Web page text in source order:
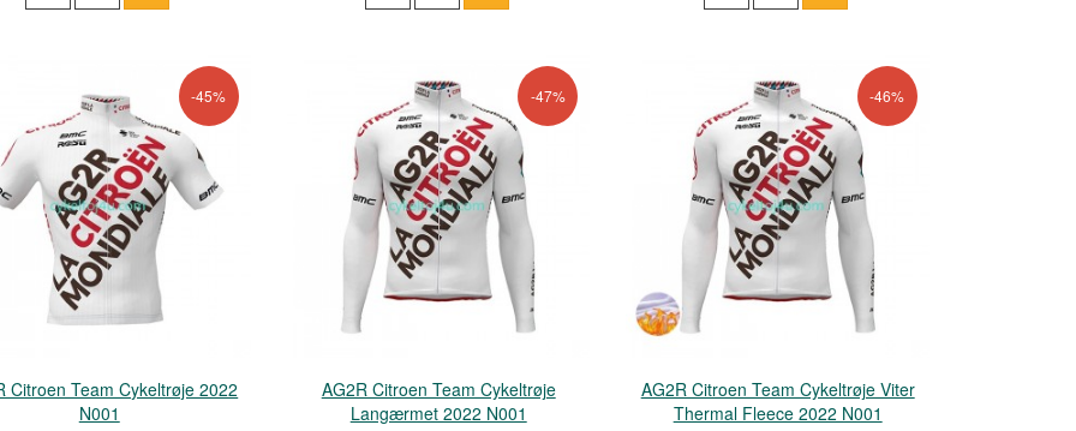
-45%
Citroen Team Cykeltrøje 2022
N001
-47%
AG2R Citroen Team Cykeltrøje
Langærmet 2022 N001
-46%
AG2R Citroen Team Cykeltrøje Viter
Thermal Fleece 2022 N001